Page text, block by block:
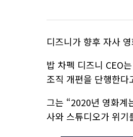
디즈니가 향후 자사
밥 차펙 디즈니 CEO
조직 개편을 단행한다
그는 “2020년 영화계
사와 스튜디오가 위